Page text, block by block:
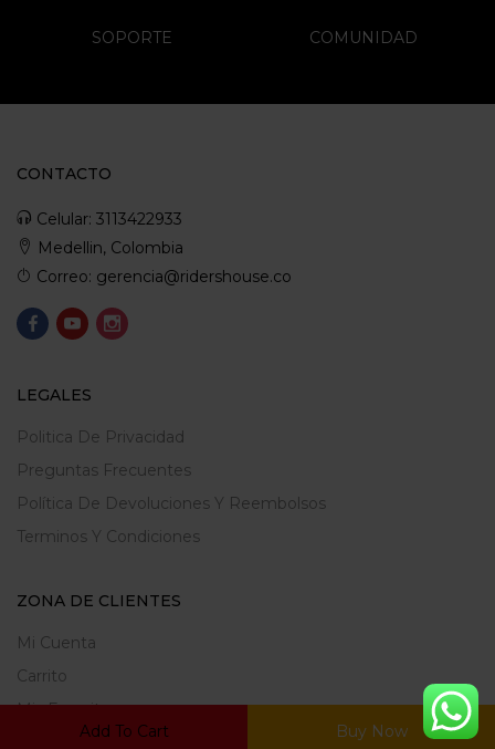
Add To Cart Buy Now
SOPORTE COMUNIDAD
CONTACTO
Celular: 3113422933
Medellin, Colombia
Correo: gerencia@ridershouse.co
LEGALES
Politica De Privacidad
Preguntas Frecuentes
Política De Devoluciones Y Reembolsos
Terminos Y Condiciones
ZONA DE CLIENTES
Mi Cuenta
Carrito
Mis Favoritos
Ratrear Pedido